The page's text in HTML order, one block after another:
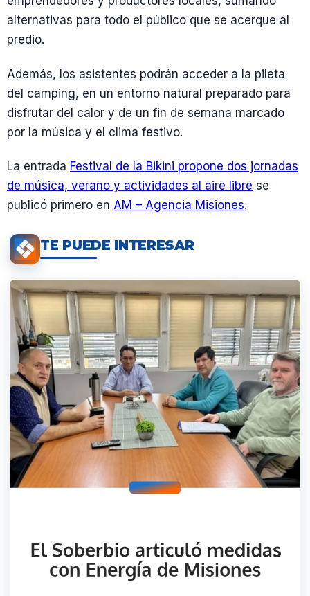
alternativas para todo el público que se acerque al
predio.
Además, los asistentes podrán acceder a la pileta
del camping, en un entorno natural preparado para
disfrutar del calor y de un fin de semana marcado
por la música y el clima festivo.
La entrada Festival de la Bikini propone dos jornadas
de música, verano y actividades al aire libre se
publicó primero en AM – Agencia Misiones.
TE PUEDE INTERESAR